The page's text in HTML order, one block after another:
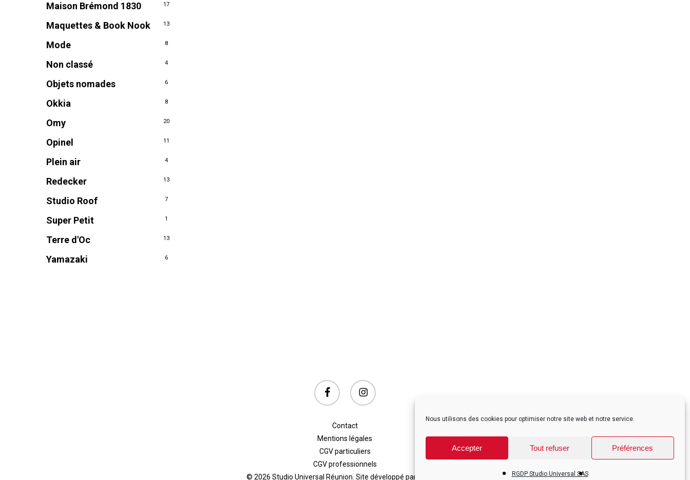
Nous utilisons des cookies pour optimiser notre site web et notre service.
Accepter Tout refuser Préférences
RGDP Studio Universal SAS
Maison Brémond 1830 17
Maquettes & Book Nook 13
Mode 8
Non classé 4
Objets nomades 6
Okkia 8
Omy 20
Opinel 11
Plein air 4
Redecker 13
Studio Roof 7
Super Petit 1
Terre d'Oc 13
Yamazaki 6
facebook instagram
Contact
Mentions légales
CGV particuliers
CGV professionnels
© 2026 Studio Universal Réunion. Site développé par Auralab